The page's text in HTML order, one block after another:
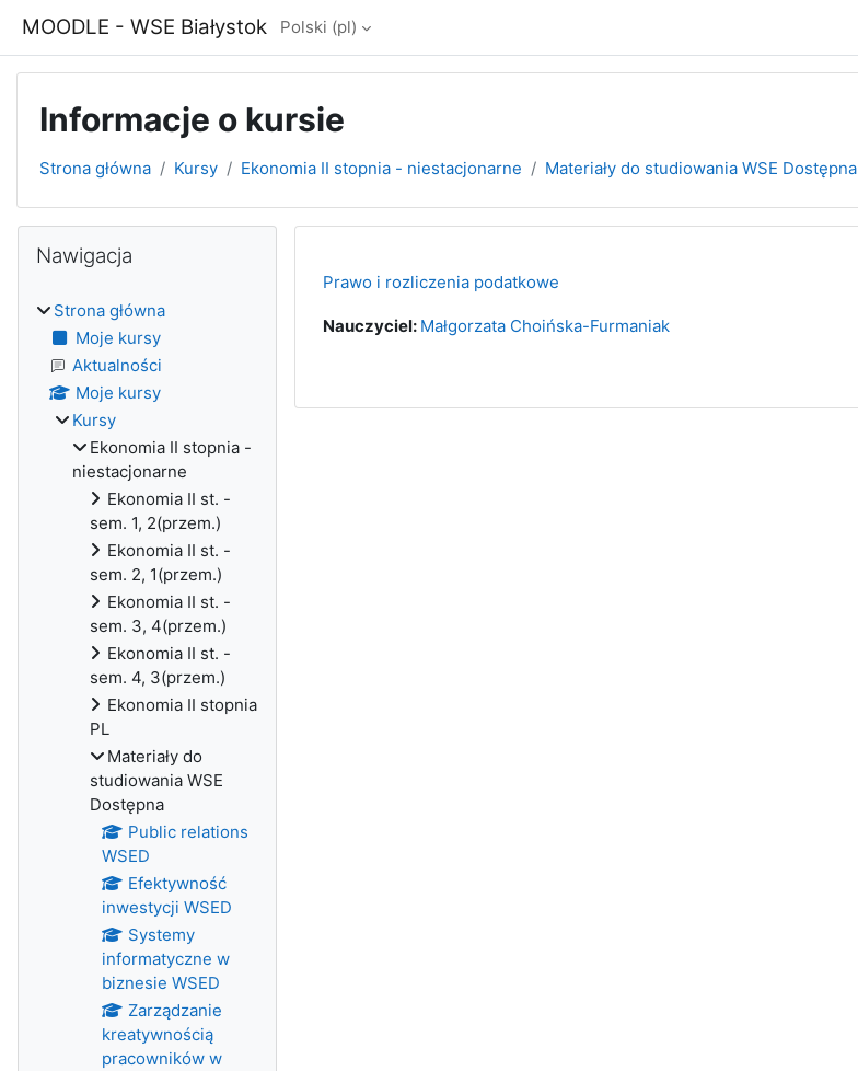
MOODLE - WSE Białystok Polski ‎(pl)‎
Informacje o kursie
Strona główna Kursy Ekonomia II stopnia - niestacjonarne Materiały do studiowania WSE Dostępna
Prawo i rozliczenia podatkowe
Nauczyciel: Małgorzata Choińska-Furmaniak
Bloki
Nawigacja
Strona główna
Moje kursy
Aktualności
Moje kursy
Kursy
Ekonomia II stopnia -
niestacjonarne
Ekonomia II st. -
sem. 1, 2(przem.)
Ekonomia II st. -
sem. 2, 1(przem.)
Ekonomia II st. -
sem. 3, 4(przem.)
Ekonomia II st. -
sem. 4, 3(przem.)
Ekonomia II stopnia
PL
Materiały do
studiowania WSE
Dostępna
Public relations
WSED
Efektywność
inwestycji WSED
Systemy
informatyczne w
biznesie WSED
Zarządzanie
kreatywnością
pracowników w